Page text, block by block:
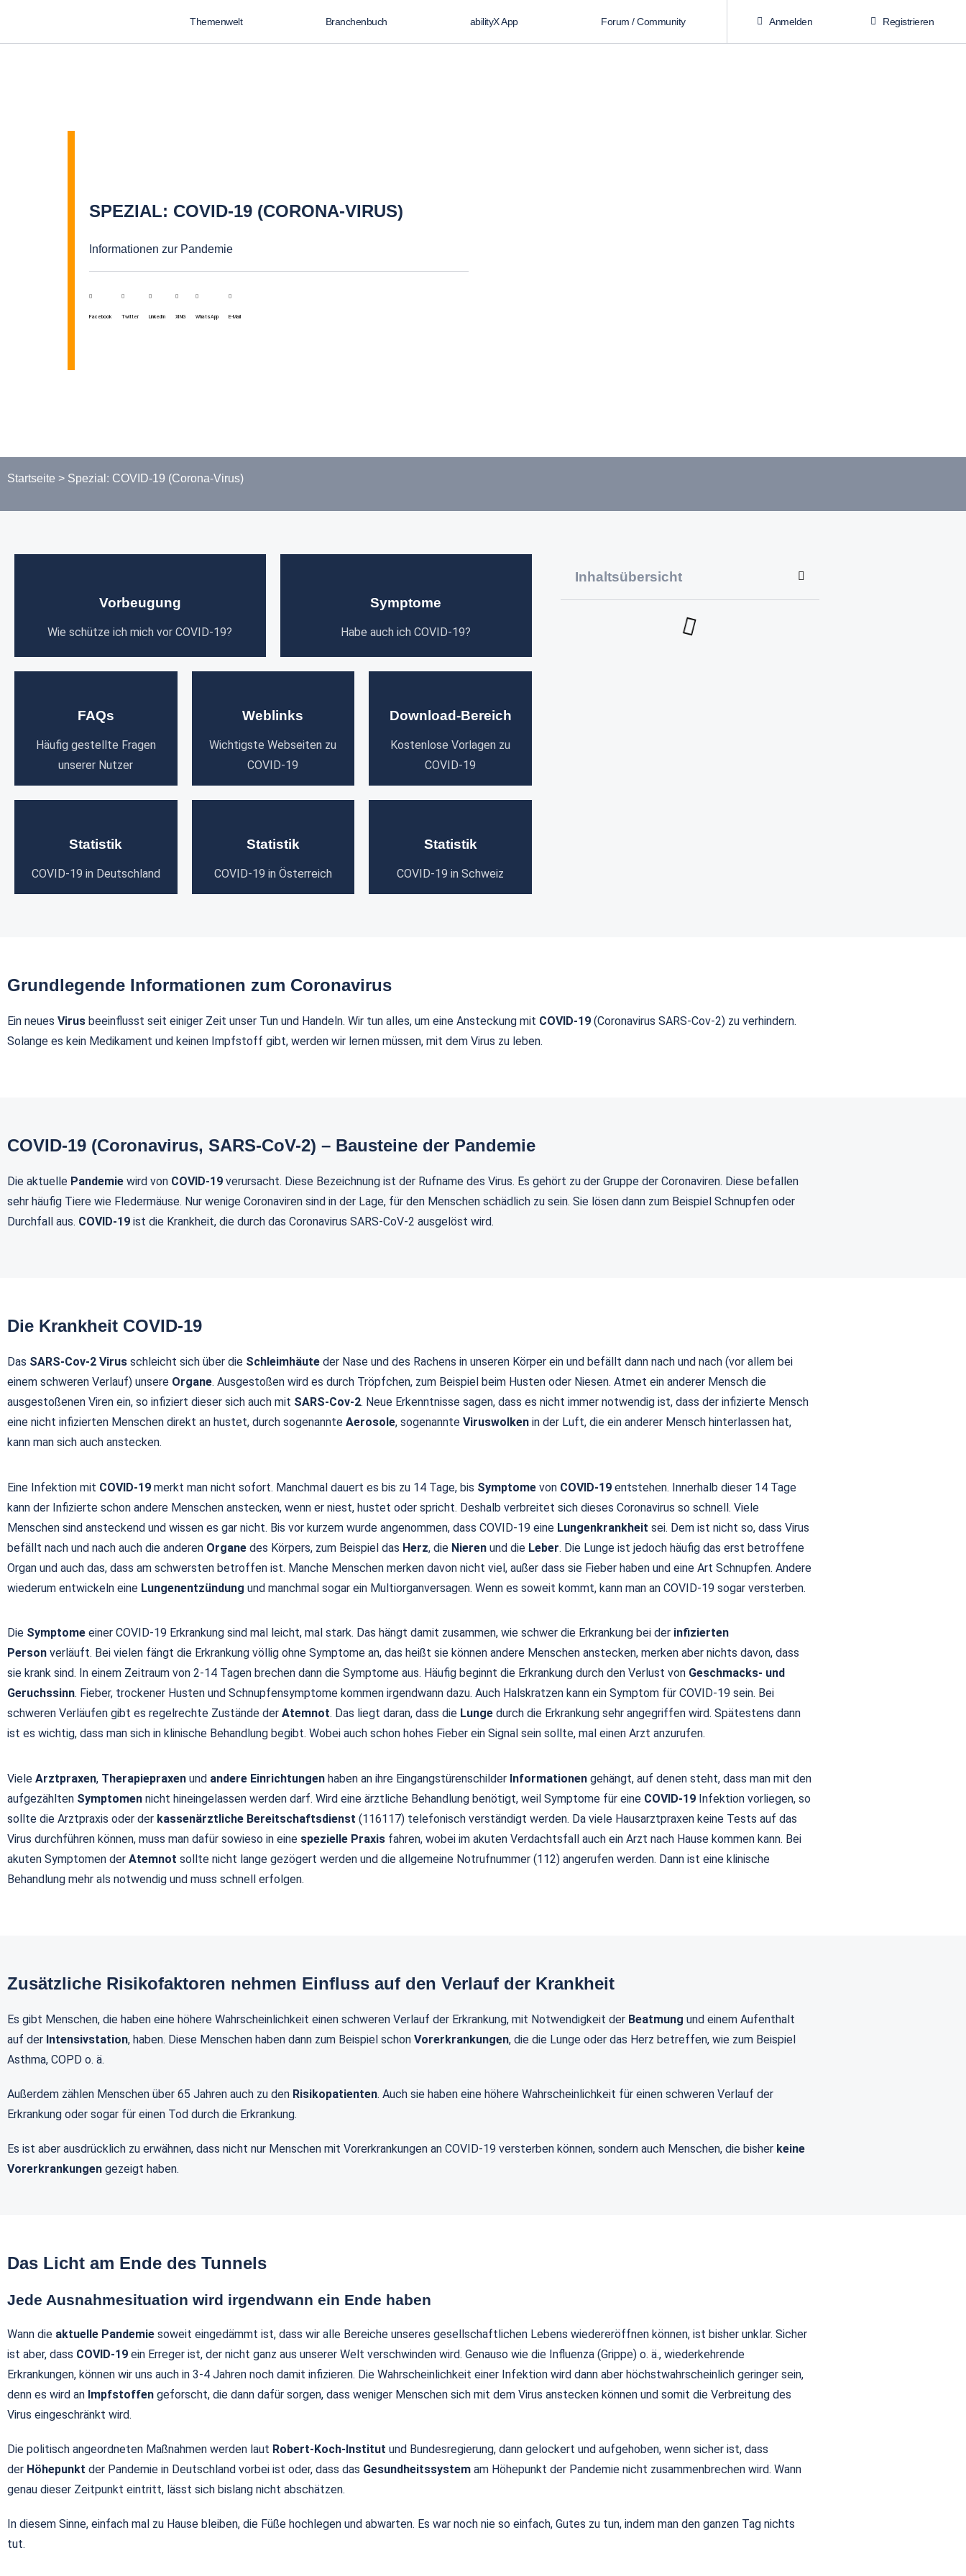
Themenwelt Branchenbuch abilityX App Forum / Community Anmelden Registrieren
SPEZIAL: COVID-19 (CORONA-VIRUS)
Informationen zur Pandemie
Facebook Twitter LinkedIn XING WhatsApp E-Mail
Startseite > Spezial: COVID-19 (Corona-Virus)
Vorbeugung
Wie schütze ich mich vor COVID-19?
Symptome
Habe auch ich COVID-19?
FAQs
Häufig gestellte Fragen
unserer Nutzer
Weblinks
Wichtigste Webseiten zu
COVID-19
Download-Bereich
Kostenlose Vorlagen zu
COVID-19
Statistik
COVID-19 in Deutschland
Statistik
COVID-19 in Österreich
Statistik
COVID-19 in Schweiz
Inhaltsübersicht
Grundlegende Informationen zum Coronavirus
Ein neues Virus beeinflusst seit einiger Zeit unser Tun und Handeln. Wir tun alles, um eine Ansteckung mit COVID-19 (Coronavirus SARS-Cov-2) zu verhindern.
Solange es kein Medikament und keinen Impfstoff gibt, werden wir lernen müssen, mit dem Virus zu leben.
COVID-19 (Coronavirus, SARS-CoV-2) – Bausteine der Pandemie
Die aktuelle Pandemie wird von COVID-19 verursacht. Diese Bezeichnung ist der Rufname des Virus. Es gehört zu der Gruppe der Coronaviren. Diese befallen
sehr häufig Tiere wie Fledermäuse. Nur wenige Coronaviren sind in der Lage, für den Menschen schädlich zu sein. Sie lösen dann zum Beispiel Schnupfen oder
Durchfall aus. COVID-19 ist die Krankheit, die durch das Coronavirus SARS-CoV-2 ausgelöst wird.
Die Krankheit COVID-19
Das SARS-Cov-2 Virus schleicht sich über die Schleimhäute der Nase und des Rachens in unseren Körper ein und befällt dann nach und nach (vor allem bei
einem schweren Verlauf) unsere Organe. Ausgestoßen wird es durch Tröpfchen, zum Beispiel beim Husten oder Niesen. Atmet ein anderer Mensch die
ausgestoßenen Viren ein, so infiziert dieser sich auch mit SARS-Cov-2. Neue Erkenntnisse sagen, dass es nicht immer notwendig ist, dass der infizierte Mensch
eine nicht infizierten Menschen direkt an hustet, durch sogenannte Aerosole, sogenannte Viruswolken in der Luft, die ein anderer Mensch hinterlassen hat,
kann man sich auch anstecken.
Eine Infektion mit COVID-19 merkt man nicht sofort. Manchmal dauert es bis zu 14 Tage, bis Symptome von COVID-19 entstehen. Innerhalb dieser 14 Tage
kann der Infizierte schon andere Menschen anstecken, wenn er niest, hustet oder spricht. Deshalb verbreitet sich dieses Coronavirus so schnell. Viele
Menschen sind ansteckend und wissen es gar nicht. Bis vor kurzem wurde angenommen, dass COVID-19 eine Lungenkrankheit sei. Dem ist nicht so, dass Virus
befällt nach und nach auch die anderen Organe des Körpers, zum Beispiel das Herz, die Nieren und die Leber. Die Lunge ist jedoch häufig das erst betroffene
Organ und auch das, dass am schwersten betroffen ist. Manche Menschen merken davon nicht viel, außer dass sie Fieber haben und eine Art Schnupfen. Andere
wiederum entwickeln eine Lungenentzündung und manchmal sogar ein Multiorganversagen. Wenn es soweit kommt, kann man an COVID-19 sogar versterben.
Die Symptome einer COVID-19 Erkrankung sind mal leicht, mal stark. Das hängt damit zusammen, wie schwer die Erkrankung bei der infizierten
Person verläuft. Bei vielen fängt die Erkrankung völlig ohne Symptome an, das heißt sie können andere Menschen anstecken, merken aber nichts davon, dass
sie krank sind. In einem Zeitraum von 2-14 Tagen brechen dann die Symptome aus. Häufig beginnt die Erkrankung durch den Verlust von Geschmacks- und
Geruchssinn. Fieber, trockener Husten und Schnupfensymptome kommen irgendwann dazu. Auch Halskratzen kann ein Symptom für COVID-19 sein. Bei
schweren Verläufen gibt es regelrechte Zustände der Atemnot. Das liegt daran, dass die Lunge durch die Erkrankung sehr angegriffen wird. Spätestens dann
ist es wichtig, dass man sich in klinische Behandlung begibt. Wobei auch schon hohes Fieber ein Signal sein sollte, mal einen Arzt anzurufen.
Viele Arztpraxen, Therapiepraxen und andere Einrichtungen haben an ihre Eingangstürenschilder Informationen gehängt, auf denen steht, dass man mit den
aufgezählten Symptomen nicht hineingelassen werden darf. Wird eine ärztliche Behandlung benötigt, weil Symptome für eine COVID-19 Infektion vorliegen, so
sollte die Arztpraxis oder der kassenärztliche Bereitschaftsdienst (116117) telefonisch verständigt werden. Da viele Hausarztpraxen keine Tests auf das
Virus durchführen können, muss man dafür sowieso in eine spezielle Praxis fahren, wobei im akuten Verdachtsfall auch ein Arzt nach Hause kommen kann. Bei
akuten Symptomen der Atemnot sollte nicht lange gezögert werden und die allgemeine Notrufnummer (112) angerufen werden. Dann ist eine klinische
Behandlung mehr als notwendig und muss schnell erfolgen.
Zusätzliche Risikofaktoren nehmen Einfluss auf den Verlauf der Krankheit
Es gibt Menschen, die haben eine höhere Wahrscheinlichkeit einen schweren Verlauf der Erkrankung, mit Notwendigkeit der Beatmung und einem Aufenthalt
auf der Intensivstation, haben. Diese Menschen haben dann zum Beispiel schon Vorerkrankungen, die die Lunge oder das Herz betreffen, wie zum Beispiel
Asthma, COPD o. ä.
Außerdem zählen Menschen über 65 Jahren auch zu den Risikopatienten. Auch sie haben eine höhere Wahrscheinlichkeit für einen schweren Verlauf der
Erkrankung oder sogar für einen Tod durch die Erkrankung.
Es ist aber ausdrücklich zu erwähnen, dass nicht nur Menschen mit Vorerkrankungen an COVID-19 versterben können, sondern auch Menschen, die bisher keine
Vorerkrankungen gezeigt haben.
Das Licht am Ende des Tunnels
Jede Ausnahmesituation wird irgendwann ein Ende haben​
Wann die aktuelle Pandemie soweit eingedämmt ist, dass wir alle Bereiche unseres gesellschaftlichen Lebens wiedereröffnen können, ist bisher unklar. Sicher
ist aber, dass COVID-19 ein Erreger ist, der nicht ganz aus unserer Welt verschwinden wird. Genauso wie die Influenza (Grippe) o. ä., wiederkehrende
Erkrankungen, können wir uns auch in 3-4 Jahren noch damit infizieren. Die Wahrscheinlichkeit einer Infektion wird dann aber höchstwahrscheinlich geringer sein,
denn es wird an Impfstoffen geforscht, die dann dafür sorgen, dass weniger Menschen sich mit dem Virus anstecken können und somit die Verbreitung des
Virus eingeschränkt wird.
Die politisch angeordneten Maßnahmen werden laut Robert-Koch-Institut und Bundesregierung, dann gelockert und aufgehoben, wenn sicher ist, dass
der Höhepunkt der Pandemie in Deutschland vorbei ist oder, dass das Gesundheitssystem am Höhepunkt der Pandemie nicht zusammenbrechen wird. Wann
genau dieser Zeitpunkt eintritt, lässt sich bislang nicht abschätzen.
In diesem Sinne, einfach mal zu Hause bleiben, die Füße hochlegen und abwarten. Es war noch nie so einfach, Gutes zu tun, indem man den ganzen Tag nichts
tut.